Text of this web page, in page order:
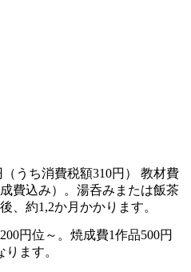
（うち消費税額310円） 教材費
費込み）。湯呑みまたは飯茶
、約1,2か月かかります。
円位～。焼成費1作品500円
ます。